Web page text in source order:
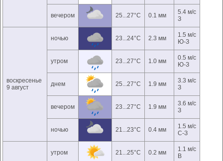
вечером 25...27°C 0.1 мм
5.4 м/с
З
воскресенье
9 август
ночью 23...24°C 2.3 мм
1.5 м/с
Ю-З
утром 23...27°C 1.0 мм
0.5 м/с
Ю-З
днем 25...27°C 1.9 мм
3.3 м/с
З
вечером 23...27°C 1.9 мм
3.6 м/с
З
ночью 21...23°C 0.4 мм
1.5 м/с
С-З
утром 21...25°C 0.2 мм
1.1 м/с
В